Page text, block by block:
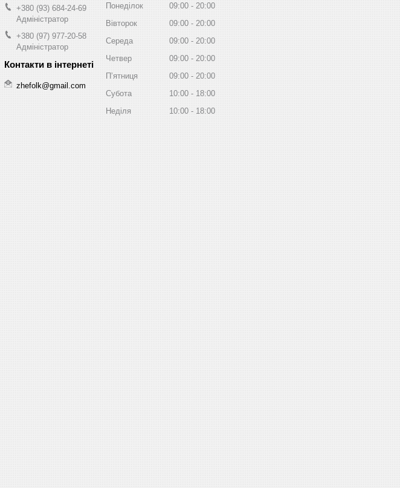
+380 (93) 684-24-69
Адміністратор
+380 (97) 977-20-58
Адміністратор
zhefolk@gmail.com
Понеділок 09:00
20:00
Вівторок
09:00
20:00
Середа
09:00
20:00
Четвер
09:00
20:00
Пʼятниця
09:00
20:00
Субота
10:00
18:00
Неділя
10:00 18:00